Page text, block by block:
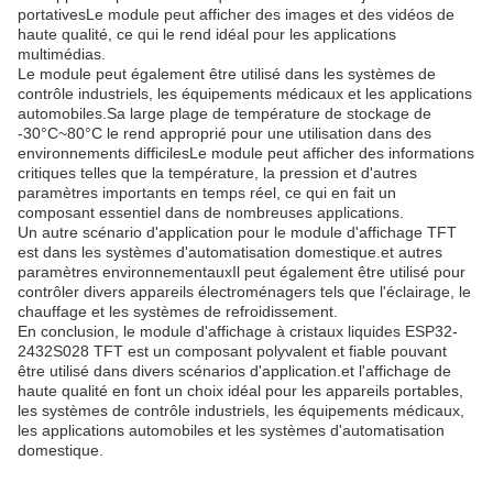
portativesLe module peut afficher des images et des vidéos de
haute qualité, ce qui le rend idéal pour les applications
multimédias.
Le module peut également être utilisé dans les systèmes de
contrôle industriels, les équipements médicaux et les applications
automobiles.Sa large plage de température de stockage de
-30°C~80°C le rend approprié pour une utilisation dans des
environnements difficilesLe module peut afficher des informations
critiques telles que la température, la pression et d'autres
paramètres importants en temps réel, ce qui en fait un
composant essentiel dans de nombreuses applications.
Un autre scénario d'application pour le module d'affichage TFT
est dans les systèmes d'automatisation domestique.et autres
paramètres environnementauxIl peut également être utilisé pour
contrôler divers appareils électroménagers tels que l'éclairage, le
chauffage et les systèmes de refroidissement.
En conclusion, le module d'affichage à cristaux liquides ESP32-
2432S028 TFT est un composant polyvalent et fiable pouvant
être utilisé dans divers scénarios d'application.et l'affichage de
haute qualité en font un choix idéal pour les appareils portables,
les systèmes de contrôle industriels, les équipements médicaux,
les applications automobiles et les systèmes d'automatisation
domestique.